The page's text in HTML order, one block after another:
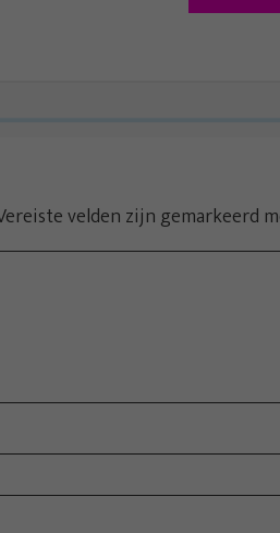
velden zijn gemarkeerd